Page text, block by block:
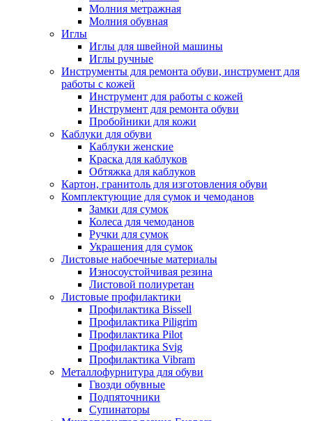
Молния метражная
Молния обувная
Иглы
Иглы для швейной машины
Иглы ручные
Инструменты для ремонта обуви, инструмент для
работы с кожей
Инструмент для работы с кожей
Инструмент для ремонта обуви
Пробойники для кожи
Каблуки для обуви
Каблуки женские
Краска для каблуков
Обтяжка для каблуков
Картон, гранитоль для изготовления обуви
Комплектующие для сумок и чемоданов
Замки для сумок
Колеса для чемоданов
Ручки для сумок
Украшения для сумок
Листовые набоечные материалы
Износоустойчивая резина
Листовой полиуретан
Листовые профилактики
Профилактика Bissell
Профилактика Piligrim
Профилактика Pilot
Профилактика Svig
Профилактика Vibram
Металлофурнитура для обуви
Гвозди обувные
Подпяточники
Супинаторы